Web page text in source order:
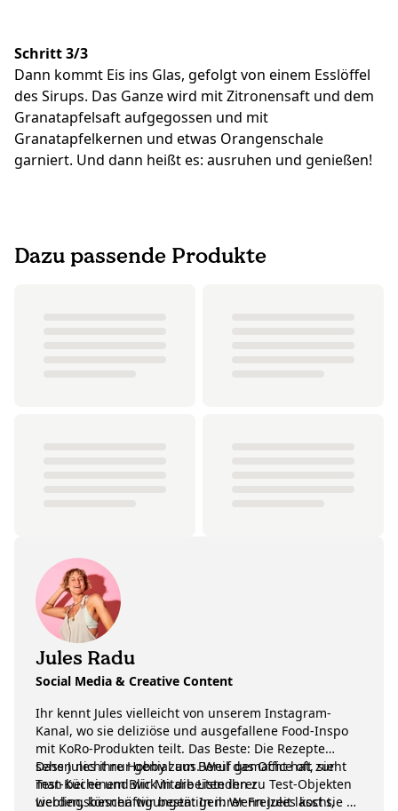
Schritt 3/3
Dann kommt Eis ins Glas, gefolgt von einem Esslöffel
des Sirups. Das Ganze wird mit Zitronensaft und dem
Granatapfelsaft aufgegossen und mit
Granatapfelkernen und etwas Orangenschale
garniert. Und dann heißt es: ausruhen und genießen!
Dazu passende Produkte
Jules Radu
Social Media & Creative Content
Ihr kennt Jules vielleicht von unserem Instagram-
Kanal, wo sie deliziöse und ausgefallene Food-Inspo
mit KoRo-Produkten teilt. Das Beste: Die Rezepte
sehen nicht nur genial aus. Weil das Office oft zur
Test-Küche und wir Mitarbeitenden zu Test-Objekten
werden, können wir bestätigen: Wenn Jules kocht,
Dass Jules ihre Hobby zum Beruf gemacht hat, sieht
man bei einem Blick in die Liste ihrer
Lieblingsbeschäftigungen: In ihrer Freizeit lässt sie es